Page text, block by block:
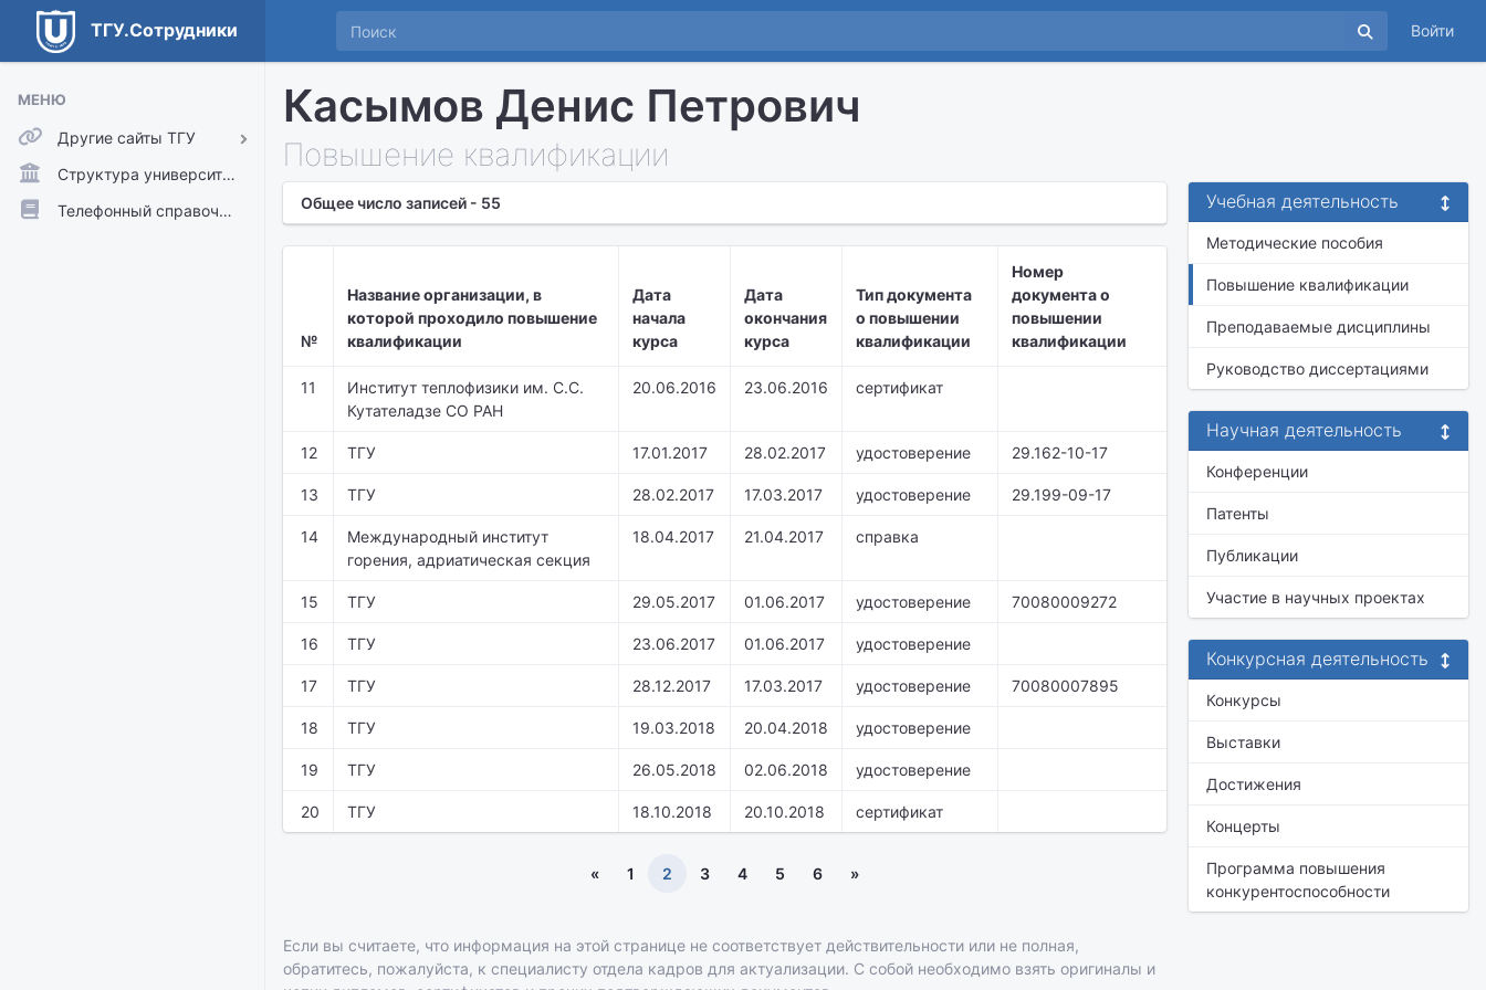
ТГУ.Сотрудники Войти
МЕНЮ
Другие сайты ТГУ
ТГУ.Аккаунты
ТГУ.Расписание
Структура университета
Телефонный справочник
Касымов Денис Петрович
Повышение квалификации
Общее число записей - 55
№
Название организации, в
которой проходило повышение
квалификации
Дата
начала
курса
Дата
окончания
курса
Тип документа
о повышении
квалификации
Номер
документа о
повышении
квалификации
11
Институт теплофизики им. С.С.
Кутателадзе СО РАН
20.06.2016 23.06.2016 сертификат
12 ТГУ 17.01.2017 28.02.2017 удостоверение 29.162-10-17
13 ТГУ 28.02.2017 17.03.2017 удостоверение 29.199-09-17
14
Международный институт
горения, адриатическая секция
18.04.2017 21.04.2017 справка
15 ТГУ 29.05.2017 01.06.2017 удостоверение 70080009272
16 ТГУ 23.06.2017 01.06.2017 удостоверение
17 ТГУ 28.12.2017 17.03.2017 удостоверение 70080007895
18 ТГУ 19.03.2018 20.04.2018 удостоверение
19 ТГУ 26.05.2018 02.06.2018 удостоверение
20 ТГУ 18.10.2018 20.10.2018 сертификат
« 1 2 3 4 5 6 »
Если вы считаете, что информация на этой странице не соответствует действительности или не полная,
обратитесь, пожалуйста, к специалисту отдела кадров для актуализации. С собой необходимо взять оригиналы и
Учебная деятельность
Методические пособия
Повышение квалификации
Преподаваемые дисциплины
Руководство диссертациями
Научная деятельность
Конференции
Патенты
Публикации
Участие в научных проектах
Конкурсная деятельность
Конкурсы
Выставки
Достижения
Концерты
Программа повышения
конкурентоспособности